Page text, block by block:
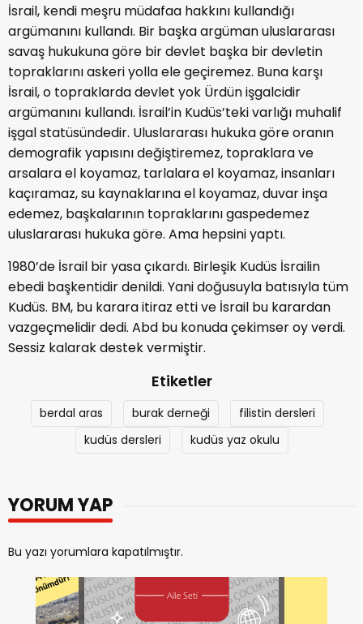
İsrail, kendi meşru müdafaa hakkını kullandığı
argümanını kullandı. Bir başka argüman uluslararası
savaş hukukuna göre bir devlet başka bir devletin
topraklarını askeri yolla ele geçiremez. Buna karşı
İsrail, o topraklarda devlet yok Ürdün işgalcidir
argümanını kullandı. İsrail’in Kudüs’teki varlığı muhalif
işgal statüsündedir. Uluslararası hukuka göre oranın
demografik yapısını değiştiremez, topraklara ve
arsalara el koyamaz, tarlalara el koyamaz, insanları
kaçıramaz, su kaynaklarına el koyamaz, duvar inşa
edemez, başkalarının topraklarını gaspedemez
uluslararası hukuka göre. Ama hepsini yaptı.
1980’de İsrail bir yasa çıkardı. Birleşik Kudüs İsrailin
ebedi başkentidir denildi. Yani doğusuyla batısıyla tüm
Kudüs. BM, bu karara itiraz etti ve İsrail bu karardan
vazgeçmelidir dedi. Abd bu konuda çekimser oy verdi.
Sessiz kalarak destek vermiştir.
Etiketler
berdal aras burak derneği
filistin dersleri
kudüs dersleri
kudüs yaz okulu
YORUM YAP
Bu yazı yorumlara kapatılmıştır.